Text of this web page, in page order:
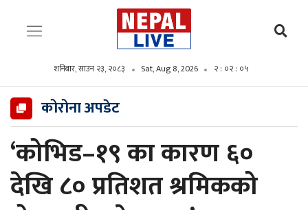
शनिबार, साउन २३, २०८३ Sat, Aug 8, 2026 २ : ०२ : ०६
कोरोना अपडेट
‘कोभिड–१९ का कारण ६०
देखि ८० प्रतिशत श्रमिकको